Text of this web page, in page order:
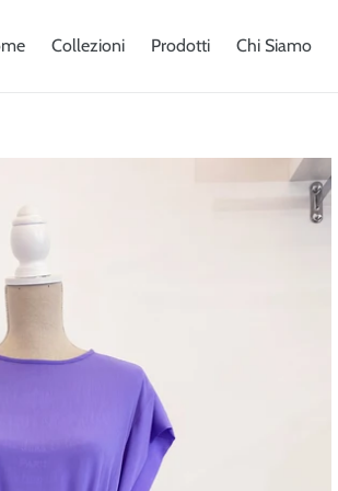
Collezioni Prodotti Chi Siamo